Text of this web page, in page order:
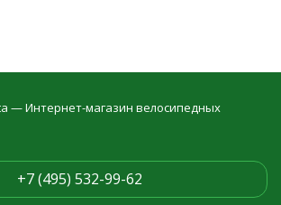
— Интернет-магазин велосипедных
+7 (495) 532-99-62